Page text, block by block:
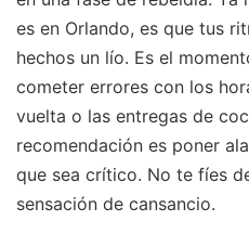
es en Orlando, es que tus
hechos un lío. Es el
cometer errores con los
vuelta o las entregas de
recomendación es poner
que sea crítico. No te fíes
sensación de cansancio.